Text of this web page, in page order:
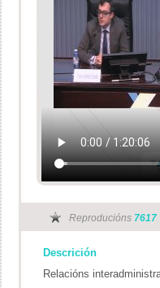
Reproducións 7617
Descrición
Relacións